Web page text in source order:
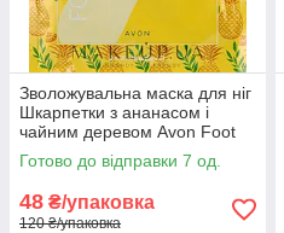
Зволожувальна маска для ніг
Шкарпетки з ананасом і
чайним деревом Avon Foot
Works
Готово до відправки 7 од.
48 ₴/упаковка
120 ₴/упаковка